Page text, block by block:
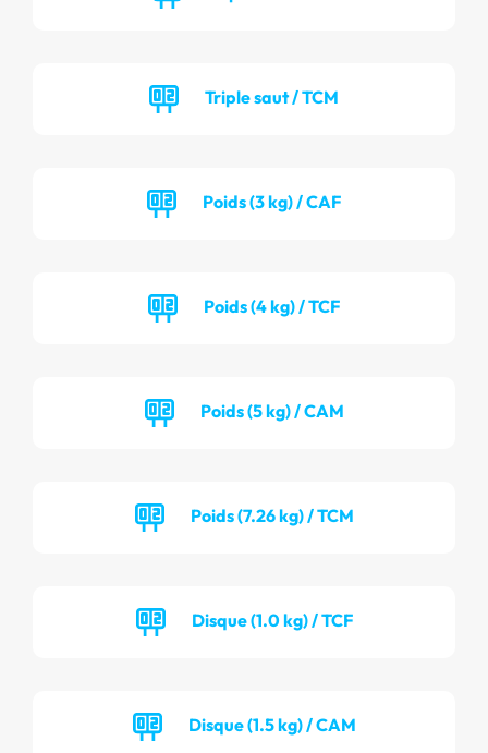
Triple saut / TCM
Poids (3 kg) / CAF
Poids (4 kg) / TCF
Poids (5 kg) / CAM
Poids (7.26 kg) / TCM
Disque (1.0 kg) / TCF
Disque (1.5 kg) / CAM